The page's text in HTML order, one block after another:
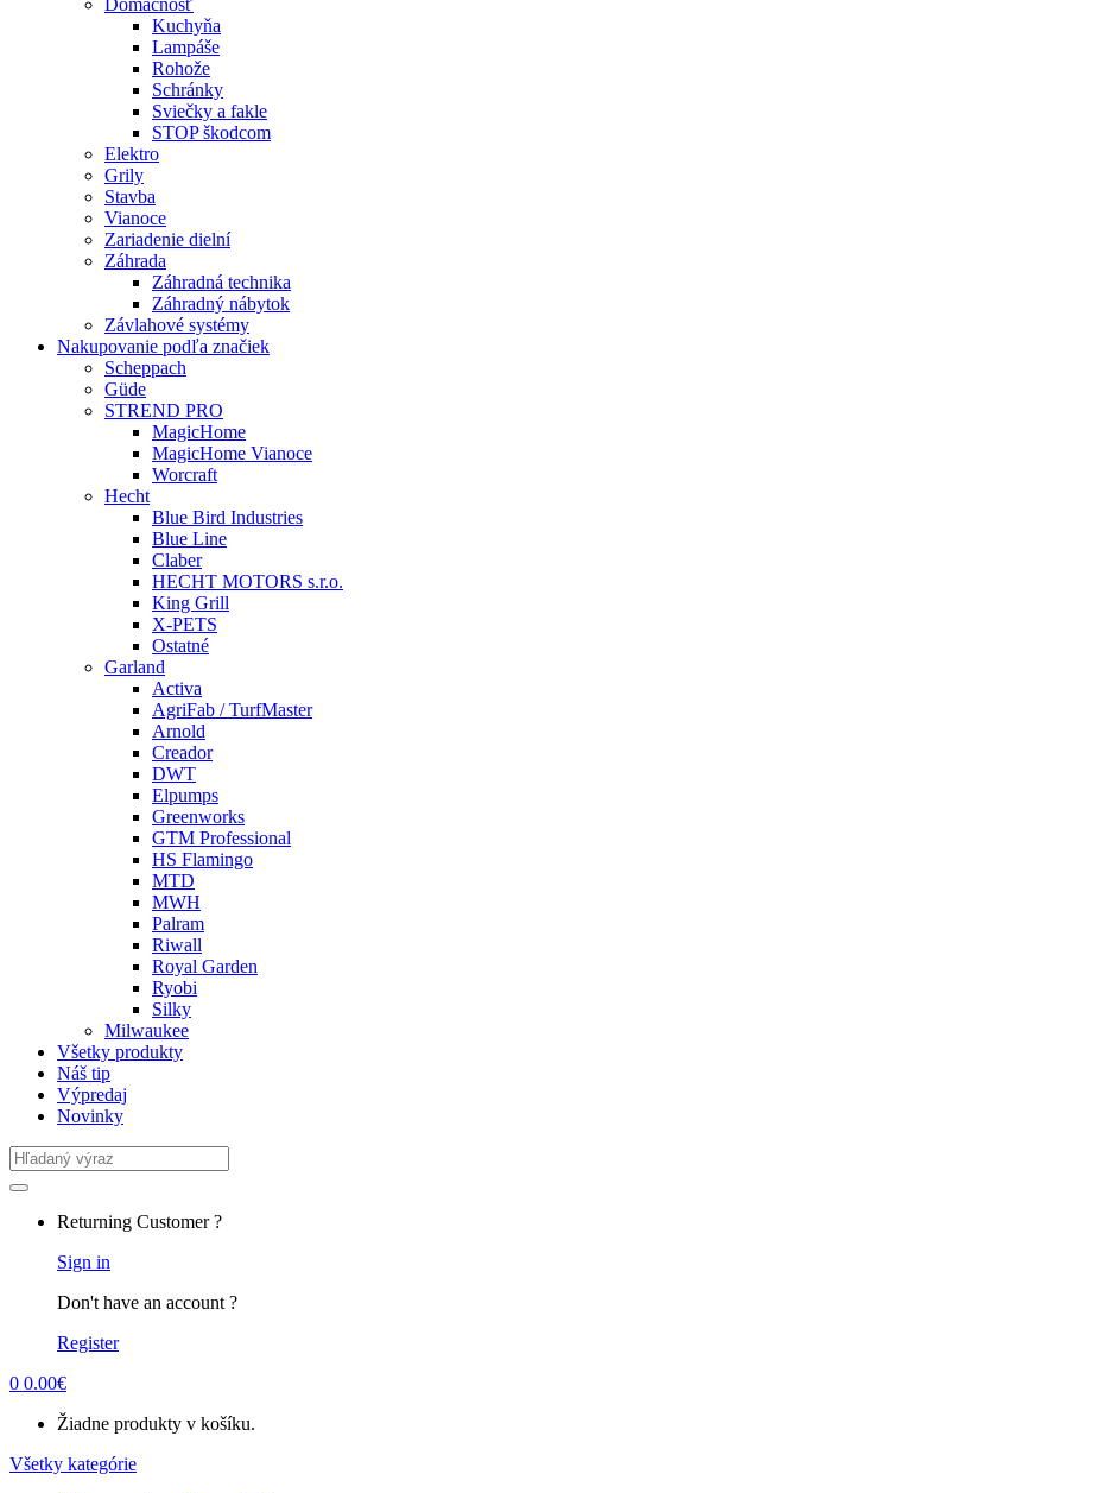
Domácnosť
Kuchyňa
Lampáše
Rohože
Schránky
Sviečky a fakle
STOP škodcom
Elektro
Grily
Stavba
Vianoce
Zariadenie dielní
Záhrada
Záhradná technika
Záhradný nábytok
Závlahové systémy
Nakupovanie podľa značiek
Scheppach
Güde
STREND PRO
MagicHome
MagicHome Vianoce
Worcraft
Hecht
Blue Bird Industries
Blue Line
Claber
HECHT MOTORS s.r.o.
King Grill
X-PETS
Ostatné
Garland
Activa
AgriFab / TurfMaster
Arnold
Creador
DWT
Elpumps
Greenworks
GTM Professional
HS Flamingo
MTD
MWH
Palram
Riwall
Royal Garden
Ryobi
Silky
Milwaukee
Všetky produkty
Náš tip
Výpredaj
Novinky
Search
for:
Returning Customer ?
Sign in
Don't have an account ?
Register
0 0.00€
Žiadne produkty v košíku.
Všetky kategórie